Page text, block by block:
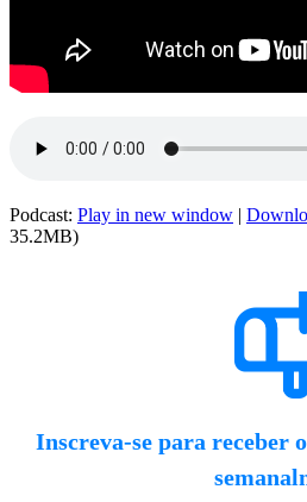
Podcast: Play in new window |
35.2MB)
Inscreva-se para receber